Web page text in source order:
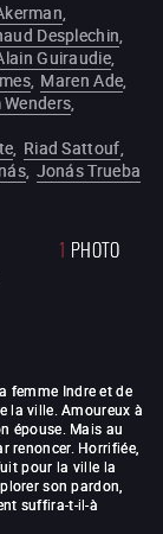
,
Desplechin,
Guiraudie,
, Maren Ade,
Wenders,
, Riad Sattouf,
, Jonás Trueba
1 PHOTO
femme Indre et de
la ville. Amoureux à
épouse. Mais au
renoncer. Horrifiée,
pour la ville la
son pardon,
suffira-t-il-à